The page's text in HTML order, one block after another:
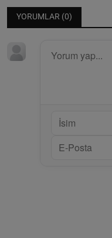
YORUMLAR (0)